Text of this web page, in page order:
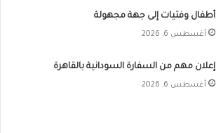
أطفال وفتيات إلى جهة مجهولة
أغسطس 6, 2026
إعلان مهم من السفارة السودانية بالقاهرة
أغسطس 6, 2026